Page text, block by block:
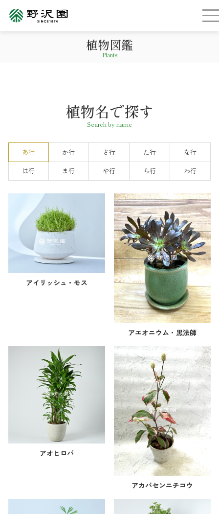
植物図鑑
Plants
植物名で探す
Search by name
あ行 か行 さ行 た行 な行
は行 ま行 や行 ら行 わ行
アイリッシュ・モス
アエオニウム・黒法師
アオヒロバ
アカバセンニチコウ